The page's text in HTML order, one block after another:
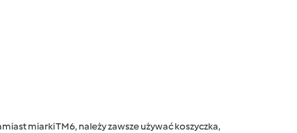
miarki TM6, należy zawsze używać koszyczka,